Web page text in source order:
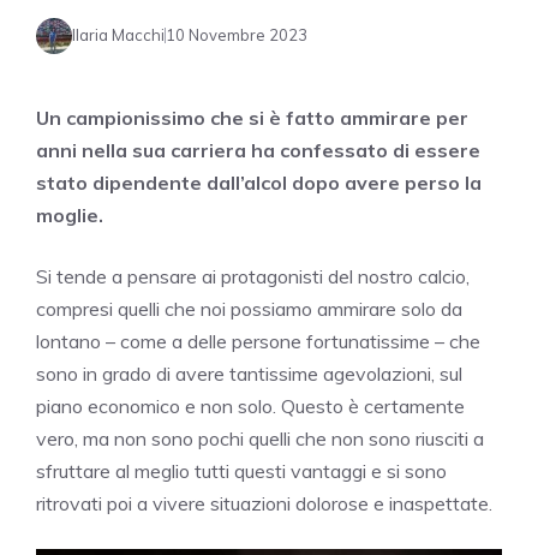
Ilaria Macchi10 Novembre 2023
Un campionissimo che si è fatto ammirare per
anni nella sua carriera ha confessato di essere
stato dipendente dall’alcol dopo avere perso la
moglie.
Si tende a pensare ai protagonisti del nostro calcio,
compresi quelli che noi possiamo ammirare solo da
lontano – come a delle persone fortunatissime – che
sono in grado di avere tantissime agevolazioni, sul
piano economico e non solo. Questo è certamente
vero, ma non sono pochi quelli che non sono riusciti a
sfruttare al meglio tutti questi vantaggi e si sono
ritrovati poi a vivere situazioni dolorose e inaspettate.